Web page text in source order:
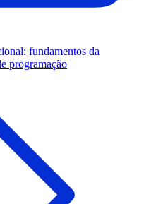
fundamentos da
programação